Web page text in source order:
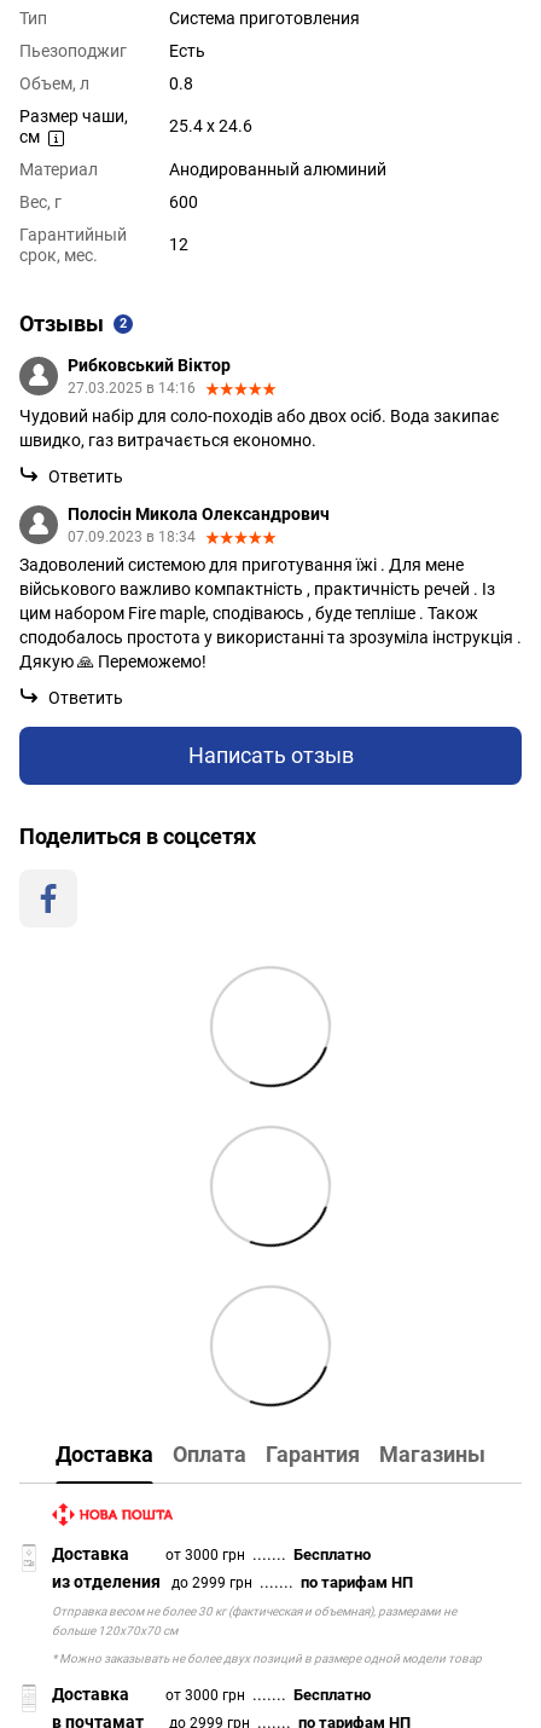
Тип
Система приготовления
Пьезоподжиг
Есть
Объем, л
0.8
Размер чаши,
см
25.4 x 24.6
Материал
Анодированный алюминий
Вес, г
600
Гарантийный
срок, мес.
12
Отзывы 2
Рибковський Віктор
27.03.2025 в 14:16
Чудовий набір для соло-походів або двох осіб. Вода закипає
швидко, газ витрачається економно.
Ответить
Полосін Микола Олександрович
07.09.2023 в 18:34
Задоволений системою для приготування їжі . Для мене
військового важливо компактність , практичність речей . Із
цим набором Fire maple, сподіваюсь , буде тепліше . Також
сподобалось простота у використанні та зрозуміла інструкція .
Дякую 🙏 Переможемо!
Ответить
Написать отзыв
Поделиться в соцсетях
Доставка Оплата Гарантия Магазины
Доставка от 3000 грн .......Бесплатно
из отделения до 2999 грн .......по тарифам НП
Отправка весом не более 30 кг (фактическая и объемная), размерами не
больше 120х70х70 см
* Можно заказывать не более двух позиций в размере одной модели товар
Доставка от 3000 грн .......Бесплатно
в почтамат до 2999 грн .......по тарифам НП